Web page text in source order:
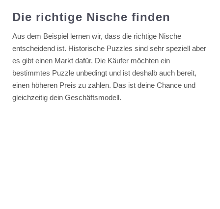
Die richtige Nische finden
Aus dem Beispiel lernen wir, dass die richtige Nische
entscheidend ist. Historische Puzzles sind sehr speziell aber
es gibt einen Markt dafür. Die Käufer möchten ein
bestimmtes Puzzle unbedingt und ist deshalb auch bereit,
einen höheren Preis zu zahlen. Das ist deine Chance und
gleichzeitig dein Geschäftsmodell.